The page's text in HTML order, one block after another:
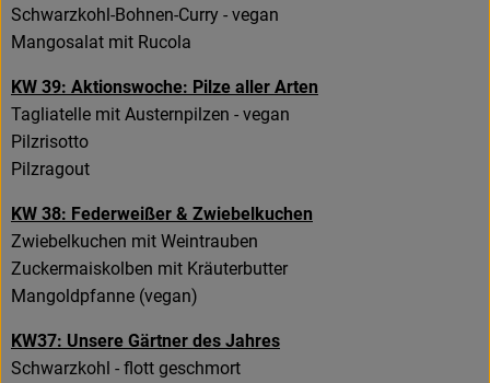
Schwarzkohl-Bohnen-Curry - vegan
Mangosalat mit Rucola
KW 39: Aktionswoche: Pilze aller Arten
Tagliatelle mit Austernpilzen - vegan
Pilzrisotto
Pilzragout
KW 38: Federweißer & Zwiebelkuchen
Zwiebelkuchen mit Weintrauben
Zuckermaiskolben mit Kräuterbutter
Mangoldpfanne (vegan)
KW37: Unsere Gärtner des Jahres
Schwarzkohl - flott geschmort